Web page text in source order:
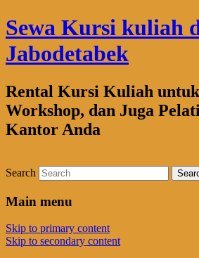
Sewa Kursi kuliah
Jabodetabek
Rental Kursi Kuliah
Workshop, dan Juga
Kantor Anda
Search
Main menu
Skip to primary content
Skip to secondary content